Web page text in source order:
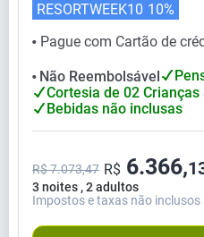
⬤ Pague com Cartão de
RESORTWEEK10 10%
⬤ Não Reembolsável
Cortesia de 02
Bebidas não inclusas
3 noites , 2 adultos
R$ 7.073,47 R$ 6.366,
Impostos e taxas não inclusos